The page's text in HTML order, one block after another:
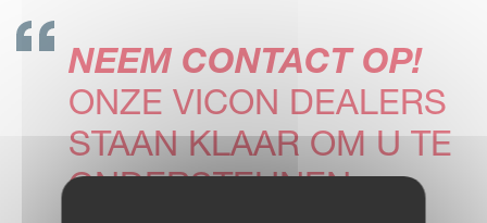
NEEM CONTACT OP!
ONZE VICON DEALERS
STAAN KLAAR OM U TE
ONDERSTEUNEN